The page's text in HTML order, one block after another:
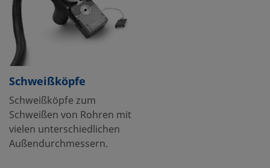
Schweißköpfe
Schweißköpfe zum
Schweißen von Rohren mit
vielen unterschiedlichen
Außendurchmessern.